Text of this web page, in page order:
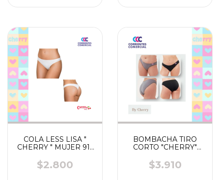
COLA LESS LISA "
CHERRY " MUJER 915
$2.800
BOMBACHA TIRO
CORTO "CHERRY"
$3.910